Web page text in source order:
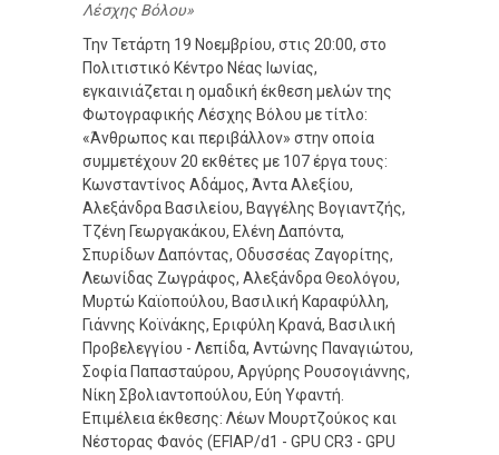
Λέσχης Βόλου
Την Τετάρτη 19 Νοεμβρίου, στις 20:00, στο
Πολιτιστικό Κέντρο Νέας Ιωνίας,
εγκαινιάζεται η ομαδική έκθεση μελών της
Φωτογραφικής Λέσχης Βόλου με τίτλο:
«Άνθρωπος και περιβάλλον» στην οποία
συμμετέχουν 20 εκθέτες με 107 έργα τους:
Κωνσταντίνος Αδάμος, Άντα Αλεξίου,
Αλεξάνδρα Βασιλείου, Βαγγέλης Βογιαντζής,
Τζένη Γεωργακάκου, Ελένη Δαπόντα,
Σπυρίδων Δαπόντας, Οδυσσέας Ζαγορίτης,
Λεωνίδας Ζωγράφος, Αλεξάνδρα Θεολόγου,
Μυρτώ Καϊοπούλου, Βασιλική Καραφύλλη,
Γιάννης Κοϊνάκης, Εριφύλη Κρανά, Βασιλική
Προβελεγγίου - Λεπίδα, Αντώνης Παναγιώτου,
Σοφία Παπασταύρου, Αργύρης Ρουσογιάννης,
Νίκη Σβολιαντοπούλου, Εύη Υφαντή.
Επιμέλεια έκθεσης: Λέων Μουρτζούκος και
Νέστορας Φανός (EFIAP/d1 - GPU CR3 - GPU